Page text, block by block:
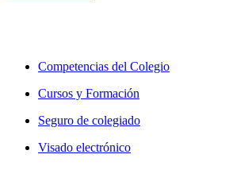
Competencias del Colegio
Cursos y Formación
Seguro de colegiado
Visado electrónico